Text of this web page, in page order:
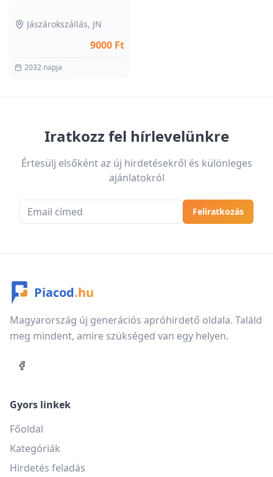
Jászárokszállás, JN
9000 Ft
2032 napja
Iratkozz fel hírlevelünkre
Értesülj elsőként az új hirdetésekről és különleges
ajánlatokról
Email cím Feliratkozás
Piacod.hu
Magyarország új generációs apróhirdető oldala. Találd
meg mindent, amire szükséged van egy helyen.
Gyors linkek
Főoldal
Kategóriák
Hirdetés feladás